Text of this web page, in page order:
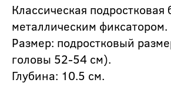
Классическая подростковая
металлическим фиксатором.
Размер: подростковый
головы 52-54 см).
Глубина: 10.5 см.